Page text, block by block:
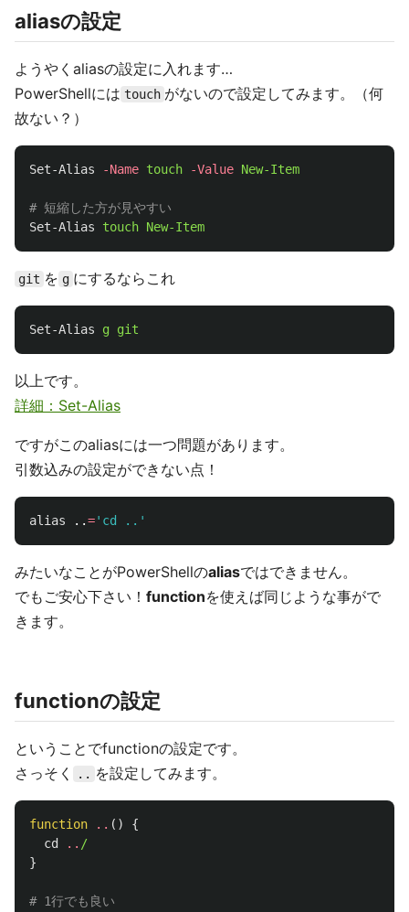
aliasの設定
ようやくaliasの設定に入れます…
PowerShellには touch がないので設定してみます。（何
故ない？）
Set-Alias -Name touch -Value New-Item
# 短縮した方が見やすい
Set-Alias
touch New-Item
git を g にするならこれ
Set-Alias g git
以上です。
詳細：Set-Alias
ですがこのaliasには一つ問題があります。
引数込みの設定ができない点！
alias ..='cd ..'
みたいなことがPowerShellのaliasではできません。
でもご安心下さい！ functionを使えば同じような事がで
きます。
functionの設定
ということでfunctionの設定です。
さっそく
.. を設定してみます。
function .. ()
{
cd
.. /
}
# 1行でも良い